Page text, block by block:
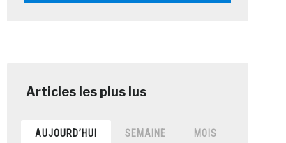
AUJOURD’HUI SEMAINE MOIS